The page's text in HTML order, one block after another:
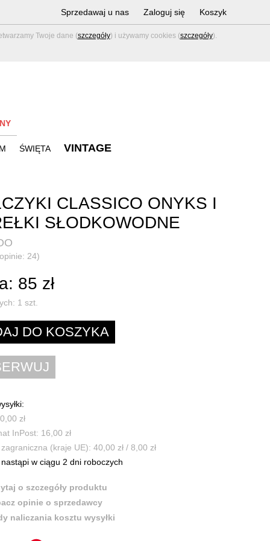
Twoje dane (szczegóły) i używamy cookies (szczegóły).
Sprzedawaj u nas Zaloguj się Koszyk
ŚWIĘTA VINTAGE
CLASSICO ONYKS I
SŁODKOWODNE
24)
85 zł
1 szt.
zł
InPost: 16,00 zł
zagraniczna (kraje UE): 40,00 zł / 8,00 zł
nastąpi w ciągu 2 dni roboczych
o szczegóły produktu
opinie o sprzedawcy
naliczania kosztu wysyłki